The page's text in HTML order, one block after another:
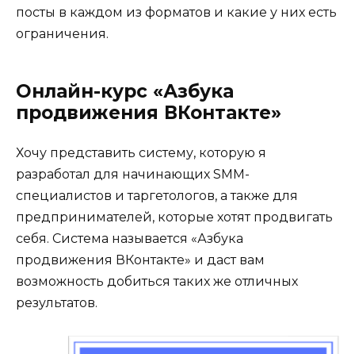
посты в каждом из форматов и какие у них есть
ограничения.
Онлайн-курс «Азбука
продвижения ВКонтакте»
Хочу представить систему, которую я
разработал для начинающих SMM-
специалистов и таргетологов, а также для
предпринимателей, которые хотят продвигать
себя. Система называется «Азбука
продвижения ВКонтакте» и даст вам
возможность добиться таких же отличных
результатов.